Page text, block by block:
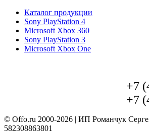
Каталог продукции
Sony PlayStation 4
Microsoft Xbox 360
Sony PlayStation 3
Microsoft Xbox One
+7
+7
© Offo.ru 2000-2026 | ИП Романчук
582308863801